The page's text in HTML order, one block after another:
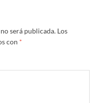
será publicada. Los
con *